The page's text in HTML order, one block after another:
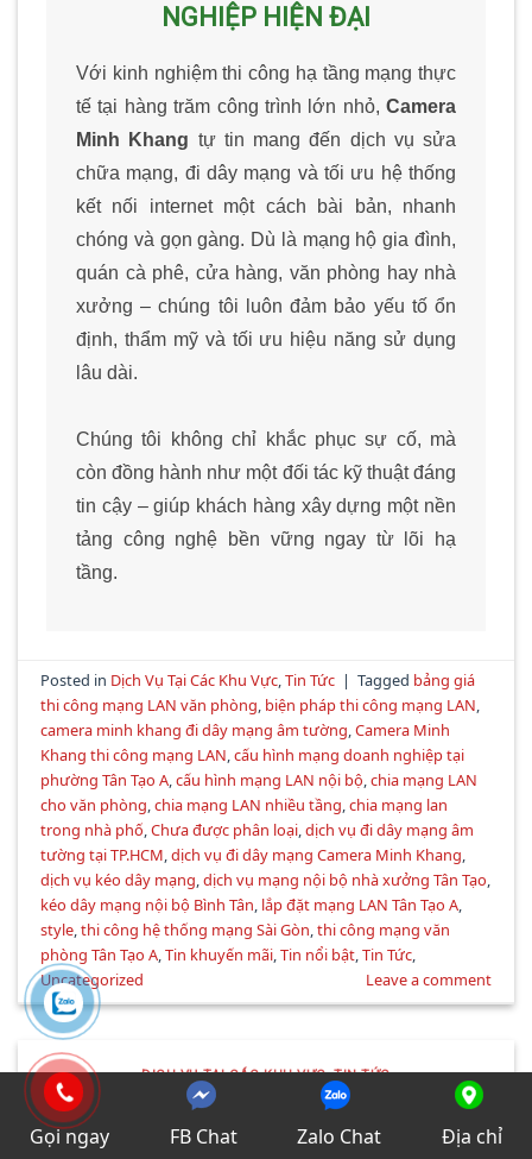
NGHIỆP HIỆN ĐẠI
Với kinh nghiệm thi công hạ tầng mạng thực
tế tại hàng trăm công trình lớn nhỏ, Camera
Minh Khang tự tin mang đến dịch vụ sửa
chữa mạng, đi dây mạng và tối ưu hệ thống
kết nối internet một cách bài bản, nhanh
chóng và gọn gàng. Dù là mạng hộ gia đình,
quán cà phê, cửa hàng, văn phòng hay nhà
xưởng – chúng tôi luôn đảm bảo yếu tố ổn
định, thẩm mỹ và tối ưu hiệu năng sử dụng
lâu dài.
Chúng tôi không chỉ khắc phục sự cố, mà
còn đồng hành như một đối tác kỹ thuật đáng
tin cậy – giúp khách hàng xây dựng một nền
tảng công nghệ bền vững ngay từ lõi hạ
tầng.
Posted in Dịch Vụ Tại Các Khu Vực,Tin Tức | Tagged bảng giá
thi công mạng LAN văn phòng, biện pháp thi công mạng LAN,
camera minh khang đi dây mạng âm tường,Camera Minh
Khang thi công mạng LAN,cấu hình mạng doanh nghiệp tại
phường Tân Tạo A,cấu hình mạng LAN nội bộ,chia mạng LAN
cho văn phòng,chia mạng LAN nhiều tầng,chia mạng lan
trong nhà phố,Chưa được phân loại,dịch vụ đi dây mạng âm
tường tại TP.HCM,dịch vụ đi dây mạng Camera Minh Khang,
dịch vụ kéo dây mạng,dịch vụ mạng nội bộ nhà xưởng Tân Tạo,
kéo dây mạng nội bộ Bình Tân, lắp đặt mạng LAN Tân Tạo A,
style,thi công hệ thống mạng Sài Gòn,thi công mạng văn
phòng Tân Tạo A,Tin khuyến mãi,Tin nổi bật,Tin Tức,
Uncategorized
Leave a comment
DỊCH VỤ TẠI CÁC KHU VỰC,TIN TỨC
Thi Công Mạng Văn Phòng Quận 1
Gọi ngay FB Chat Zalo Chat Địa chỉ